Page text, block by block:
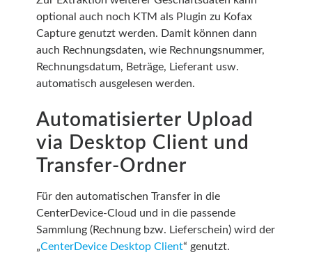
optional auch noch KTM als Plugin zu Kofax
Capture genutzt werden. Damit können dann
auch Rechnungsdaten, wie Rechnungsnummer,
Rechnungsdatum, Beträge, Lieferant usw.
automatisch ausgelesen werden.
Automatisierter Upload
via Desktop Client und
Transfer-Ordner
Für den automatischen Transfer in die
CenterDevice-Cloud und in die passende
Sammlung (Rechnung bzw. Lieferschein) wird der
„CenterDevice Desktop Client“ genutzt.